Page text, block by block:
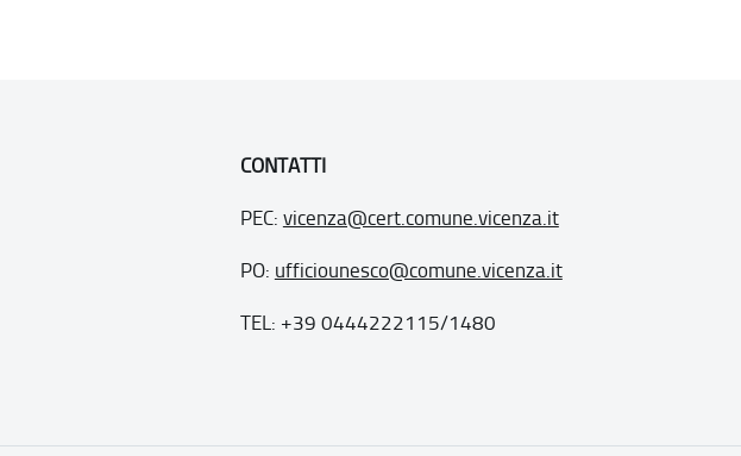
CONTATTI
PEC: vicenza@cert.comune.vicenza.it
PO: ufficiounesco@comune.vicenza.it
TEL: +39 0444222115/1480